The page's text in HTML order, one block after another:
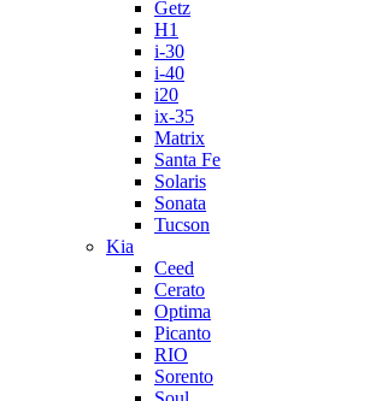
Getz
H1
i-30
i-40
i20
ix-35
Matrix
Santa Fe
Solaris
Sonata
Tucson
Kia
Ceed
Cerato
Optima
Picanto
RIO
Sorento